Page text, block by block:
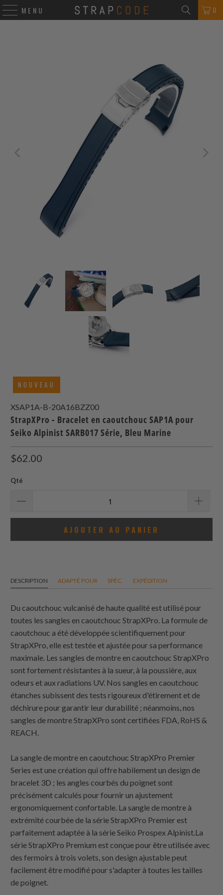
MENU 0
NOUVEAU
XSAP1A-B-20A16BZZ00
StrapXPro - Bracelet en caoutchouc SAP1A pour
Seiko Alpinist SARB017 Série, Bleu Marine
$62.00
Qté
AJOUTER AU PANIER
DESCRIPTION ADAPTÉ POUR SPÉC. EXPÉDITION
Du caoutchouc vulcanisé de haute qualité est utilisé pour
toutes les sangles en caoutchouc StrapXPro. La formule de
caoutchouc a été développée scientifiquement pour
StrapXPro, elle est testée et ajustée pour sa performance
maximale. Les sangles de montre en caoutchouc StrapXPro
sont fortement résistantes à la sueur, à la poussière, aux
odeurs et aux radiations UV. Nos sangles en caoutchouc
étanches subissent des tests rigoureux d'étirement et de
déchirure pour garantir leur durabilité ; néanmoins, nos
sangles de montre StrapXPro sont certifiées FDA, RoHS &
REACH.
La sangle de montre en caoutchouc StrapXPro Premier
Series est une création qui offre habilement un design de
bracelet 3D ; les angles courbés du poignet sont
précisément calculés pour fournir un ajustement
ergonomiquement confortable. La sangle de montre à
extrémité courbée de la série StrapXPro Premier est
parfaitement adaptée à la série Seiko Prospex Alpinist.La
série StrapXPro Premium est conçue pour être utilisée avec
des fermoirs à trois volets, son design ajustable peut
facilement être modifié pour s'adapter à toutes les tailles
de poignet.